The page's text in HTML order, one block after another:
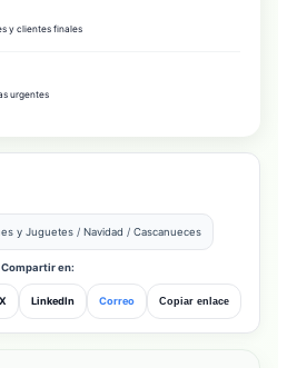
y clientes finales
urgentes
y Juguetes / Navidad / Cascanueces
Compartir en:
X LinkedIn Correo Copiar enlace